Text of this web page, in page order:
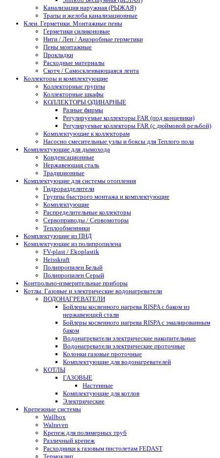
Канализация наружная (РЫЖАЯ)
Трапы и желоба канализационные
Клеи. Герметики. Монтажные пены
Герметики силиконовые
Нити / Лен / Анаэробные герметики
Пены монтажные
Прокладки
Расходные материалы
Скотч / Самосклеивающаяся лента
Коллекторы и комплектующие
Коллекторные группы
Коллекторные шкафы
КОЛЛЕКТОРЫ ОДИНАРНЫЕ
Разные фирмы
Регулируемые коллекторы FAR (под концевики)
Регулируемые коллекторы FAR (с дюймовой резьбой)
Комплектующие к коллекторам
Насосно смесительные узлы и боксы для Теплого пола
Комплектующие для дымохода
Конденсационные
Нержавеющая сталь
Традиционные
Комплектующие для системы отопления
Гидроразделители
Группы быстрого монтажа и комплектующие
Комплектующие
Распределительные коллекторы
Сервоприводы / Сервомоторы
Теплообменники
Комплектующие из ПНД
Комплектующие из полипропилена
FV-plast / Ekoplastik
Heisskraft
Полипропилен Белый
Полипропилен Серый
Контрольно-измерительные приборы
Котлы. Газовые и электрические водонагреватели
ВОДОНАГРЕВАТЕЛИ
Бойлеры косвенного нагрева RISPA с баком из
нержавеющей стали
Бойлеры косвенного нагрева RISPA с эмалированным
баком
Водонагреватели электрические накопительные
Водонагреватели электрические проточные
Колонки газовые проточные
Комплектующие для водонагревателей
КОТЛЫ
ГАЗОВЫЕ
Настенные
Комплектующие для котлов
Электрические
Крепежные системы
Wallbox
Walraven
Крепеж для полимерных труб
Различный крепеж
Расходники к газовым пистолетам FEDAST
Термоклип